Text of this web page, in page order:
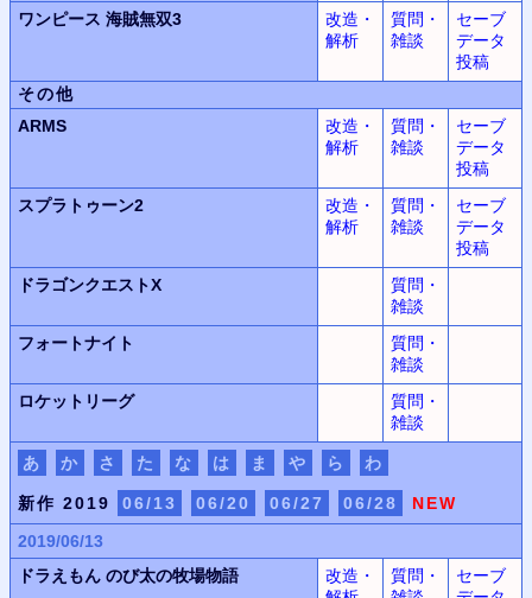
ワンピース 海賊無双3
改造・
解析
質問・
雑談
セーブ
データ
投稿
その他
ARMS
改造・
解析
質問・
雑談
セーブ
データ
投稿
スプラトゥーン2
改造・
解析
質問・
雑談
セーブ
データ
投稿
ドラゴンクエストX
質問・
雑談
フォートナイト
質問・
雑談
ロケットリーグ
質問・
雑談
あ か さ た な は ま や ら わ
新作 2019 06/13 06/20 06/27 06/28
NEW
2019/06/13
ドラえもん のび太の牧場物語
改造・
質問・
セーブ